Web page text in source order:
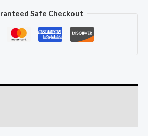
Safe Checkout